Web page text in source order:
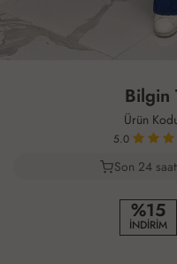
Bilgin
Ürün
5.0
Son 24
%15
İNDİRİM